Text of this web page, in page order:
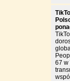
67 w